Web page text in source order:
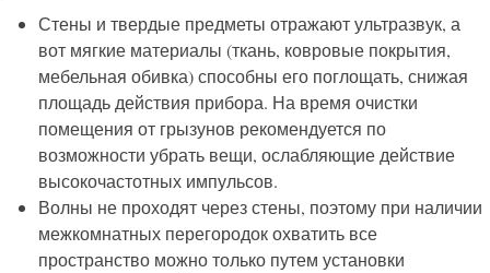
Стены и твердые предметы отражают ультразвук, а
вот мягкие материалы (ткань, ковровые покрытия,
мебельная обивка) способны его поглощать, снижая
площадь действия прибора. На время очистки
помещения от грызунов рекомендуется по
возможности убрать вещи, ослабляющие действие
высокочастотных импульсов.
Волны не проходят через стены, поэтому при наличии
межкомнатных перегородок охватить все
пространство можно только путем установки